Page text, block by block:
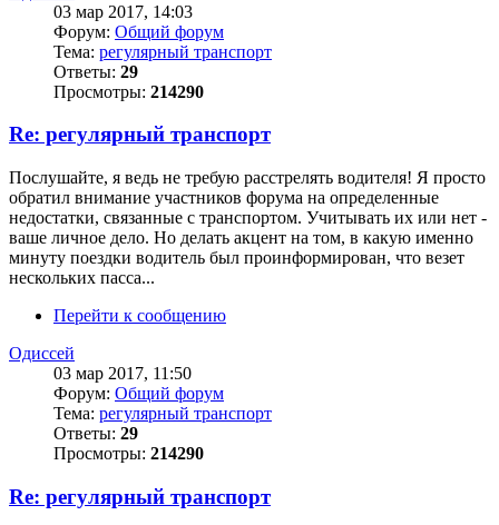
03 мар 2017, 14:03
Форум: Общий форум
Тема: регулярный транспорт
Ответы: 29
Просмотры: 214290
Re: регулярный транспорт
Послушайте, я ведь не требую расстрелять водителя! Я просто
обратил внимание участников форума на определенные
недостатки, связанные с транспортом. Учитывать их или нет -
ваше личное дело. Но делать акцент на том, в какую именно
минуту поездки водитель был проинформирован, что везет
нескольких пасса...
Перейти к сообщению
Одиссей
03 мар 2017, 11:50
Форум: Общий форум
Тема: регулярный транспорт
Ответы: 29
Просмотры: 214290
Re: регулярный транспорт